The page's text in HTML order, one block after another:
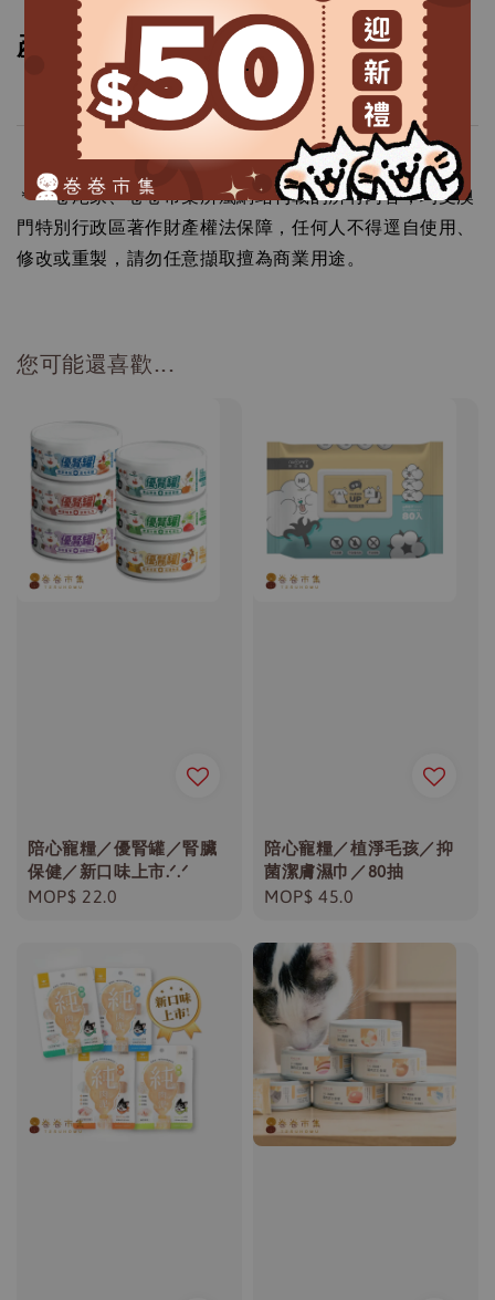
.
產地：越南
＊＊卷尾家、卷卷市集所屬網站刊載的所有內容，均受澳
門特別行政區著作財產權法保障，任何人不得逕自使用、
修改或重製，請勿任意擷取擅為商業用途。
您可能還喜歡...
陪心寵糧／優腎罐／腎臟
保健／新口味上市.ᐟ.ᐟ
Regular
MOP$ 22.0
陪心寵糧／植淨毛孩／抑
菌潔膚濕巾／80抽
Regular
MOP$ 45.0